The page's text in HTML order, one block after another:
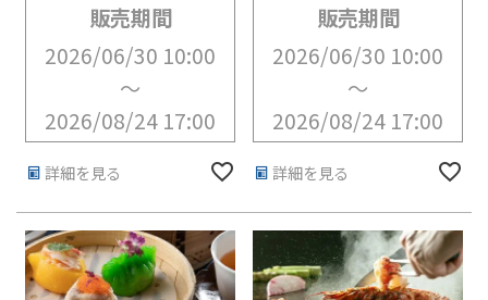
販売期間
2026/06/30 10:00
〜
2026/08/24 17:00
詳細を見る
販売期間
2026/06/30 10:00
〜
2026/08/24 17:00
詳細を見る